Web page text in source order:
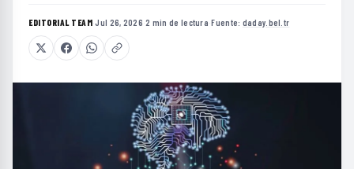
EDITORIAL TEAM·Jul 26, 2026·2 min de lectura·Fuente: daday.bel.tr